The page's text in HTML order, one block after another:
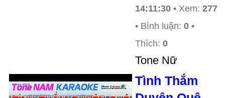
14:11:30 • Xem: 277
• Bình luận: 0 •
Thích: 0
Tone Nữ
Tình Thắm